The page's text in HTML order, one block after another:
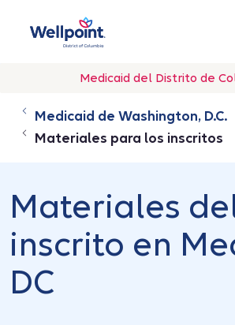
Medicaid del Distrito de
Medicaid de Washington, D.C.
Materiales para los inscritos
Materiales
inscrito en
DC